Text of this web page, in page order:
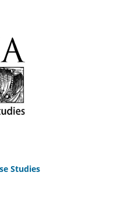
Studies